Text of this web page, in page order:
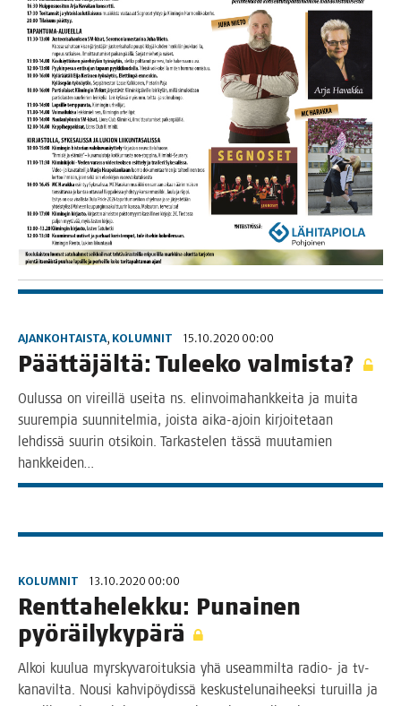
AJANKOHTAISTA, KOLUMNIT 15.10.2020 00:00
Päät­tä­jäl­tä: Tulee­ko valmista?
Oulus­sa on vireil­lä usei­ta ns. elin­voi­ma­hank­kei­ta ja mui­ta
suu­rem­pia suun­ni­tel­mia, jois­ta aika-ajoin kir­joi­te­taan
leh­dis­sä suu­rin otsi­koin. Tar­kas­te­len täs­sä muu­ta­mien
hankkeiden…
KOLUMNIT 13.10.2020 00:00
Rent­ta­he­lek­ku: Punai­nen
pyöräilykypärä
Alkoi kuu­lua myrs­ky­va­roi­tuk­sia yhä useam­mil­ta radio- ja tv-
kana­­vil­­ta. Nousi kah­vi­pöy­dis­sä kes­kus­te­lu­nai­heek­si turuil­la ja